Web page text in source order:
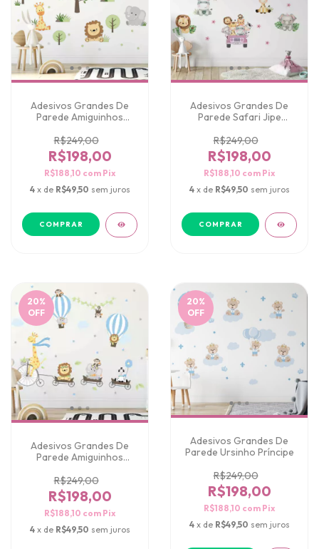
Adesivos Grandes De
Parede Amiguinhos
R$249,00
R$198,00
R$188,10 com Pix
4 x de R$49,50 sem juros
Adesivos Grandes De
Parede Safari Jipe
R$249,00
R$198,00
R$188,10 com Pix
4 x de R$49,50 sem juros
20%
OFF
Adesivos Grandes De
Parede Amiguinhos
R$249,00
R$198,00
R$188,10 com Pix
4 x de R$49,50 sem juros
20%
OFF
Adesivos Grandes De
Parede Ursinho Príncipe
R$249,00
R$198,00
R$188,10 com Pix
4 x de R$49,50 sem juros